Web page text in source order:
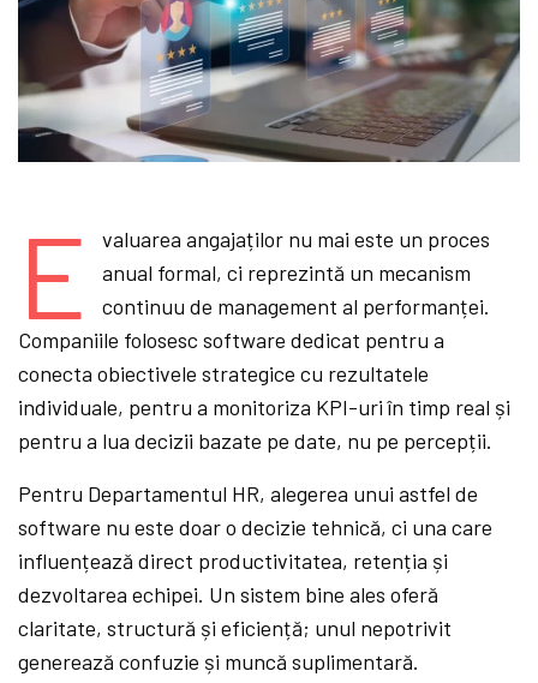
E
valuarea angajaților nu mai este un proces
anual formal, ci reprezintă un mecanism
continuu de management al performanței.
Companiile folosesc software dedicat pentru a
conecta obiectivele strategice cu rezultatele
individuale, pentru a monitoriza KPI-uri în timp real și
pentru a lua decizii bazate pe date, nu pe percepții.
Pentru Departamentul HR, alegerea unui astfel de
software nu este doar o decizie tehnică, ci una care
influențează direct productivitatea, retenția și
dezvoltarea echipei. Un sistem bine ales oferă
claritate, structură și eficiență; unul nepotrivit
generează confuzie și muncă suplimentară.